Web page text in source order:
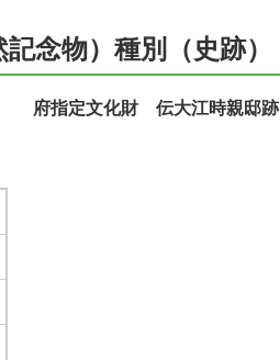
念物）種別（史跡）
府指定文化財 伝大江時親邸跡